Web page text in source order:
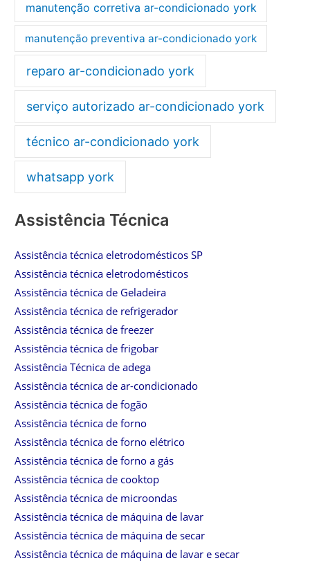
manutenção corretiva ar-condicionado york
manutenção preventiva ar-condicionado york
reparo ar-condicionado york
serviço autorizado ar-condicionado york
técnico ar-condicionado york
whatsapp york
Assistência Técnica
Assistência técnica eletrodomésticos SP
Assistência técnica eletrodomésticos
Assistência técnica de Geladeira
Assistência técnica de refrigerador
Assistência técnica de freezer
Assistência técnica de frigobar
Assistência Técnica de adega
Assistência técnica de ar-condicionado
Assistência técnica de fogão
Assistência técnica de forno
Assistência técnica de forno elétrico
Assistência técnica de forno a gás
Assistência técnica de cooktop
Assistência técnica de microondas
Assistência técnica de máquina de lavar
Assistência técnica de máquina de secar
Assistência técnica de máquina de lavar e secar